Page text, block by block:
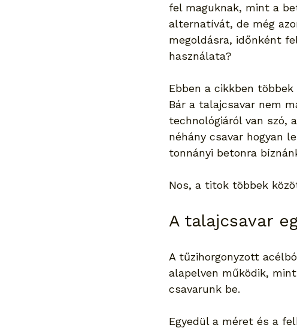
fel maguknak, mint a
alternatívát, de még
megoldásra, időnként
használata?
Ebben a cikkben
Bár a talajcsavar nem
technológiáról van szó,
néhány csavar hogyan
tonnányi betonra
Nos, a titok többek
A talajcsavar
A tűzihorgonyzott
alapelven működik,
csavarunk be.
Egyedül a méret és a